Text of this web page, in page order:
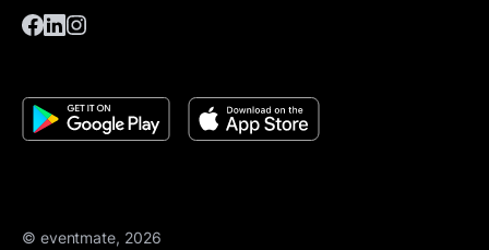
© eventmate, 2026